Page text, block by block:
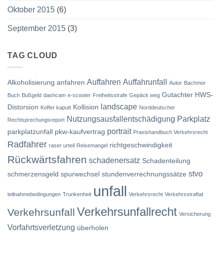
Oktober 2015 (6)
September 2015 (3)
TAG CLOUD
Alkoholisierung anfahren Auffahren Auffahrunfall Autor Bachmor
Buch Bußgeld dashcam e-scooter Freiheitsstrafe Gepäck weg Gutachter HWS-
Distorsion Koffer kaputt Kollision landscape Norddeutscher
Rechtsprechungsreport Nutzungsausfallentschädigung Parkplatz
parkplatzunfall pkw-kaufvertrag portrait Praxishandbuch Verkehrsrecht
Radfahrer raser urteil Reisemangel richtgeschwindigkeit
Rückwärtsfahren schadenersatz Schadenteilung
schmerzensgeld spurwechsel stundenverrechnungssätze stvo
teilnahmebedingungen Trunkenheit unfall Verkehrsrecht Verkehrsstraftat
Verkehrsunfall Verkehrsunfallrecht Versicherung
Vorfahrtsverletzung überholen